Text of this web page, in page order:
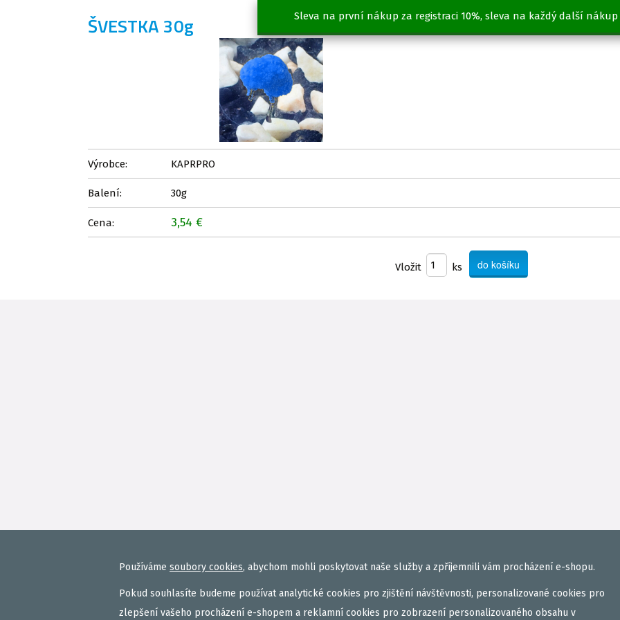
Sleva na první nákup za registraci 10%, sleva na každý další nákup
ŠVESTKA 30g
Výrobce: KAPRPRO
Balení: 30g
Cena: 3,54 €
Vložit ks
Používáme soubory cookies, abychom mohli poskytovat naše služby a zpříjemnili vám procházení e-shopu.
Pokud souhlasíte budeme používat analytické cookies pro zjištění návštěvnosti, personalizované cookies pro
zlepšení vašeho procházení e-shopem a reklamní cookies pro zobrazení personalizovaného obsahu v